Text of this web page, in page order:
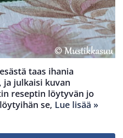
taas ihania
julkaisi kuvan
reseptin löytyvän jo
se, Lue lisää »